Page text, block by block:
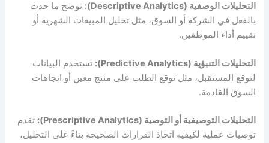
التحليلات الوصفية (Descriptive Analytics):
توضح ما حدث
بالفعل في الشركة أو السوق، مثل تحليل المبيعات الشهرية أو
تقييم أداء الموظفين.
التحليلات التنبؤية (Predictive Analytics):
تستخدم البيانات
لتوقع المستقبل، مثل توقع الطلب على منتج معين أو اتجاهات
السوق القادمة.
التحليلات التوصيفية أو التوصية (Prescriptive Analytics):
تقدم
توصيات عملية لكيفية اتخاذ القرارات الصحيحة بناءً على التحليل،